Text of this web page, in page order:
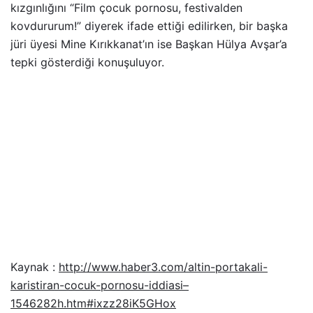
kızgınlığını “Film çocuk pornosu, festivalden
kovdururum!” diyerek ifade ettiği edilirken, bir başka
jüri üyesi Mine Kırıkkanat’ın ise Başkan Hülya Avşar’a
tepki gösterdiği konuşuluyor.
Kaynak : http://www.haber3.com/altin-portakali-
karistiran-cocuk-pornosu-iddiasi–
1546282h.htm#ixzz28iK5GHox